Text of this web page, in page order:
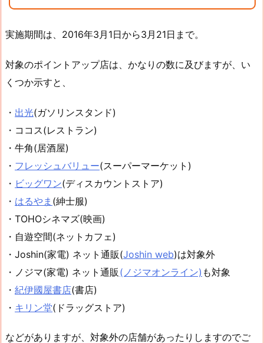
実施期間は、2016年3月1日から3月21日まで。
対象のポイントアップ店は、かなりの数に及びますが、い
くつか示すと、
・ 出光(ガソリンスタンド)
・ココス(レストラン)
・牛角(居酒屋)
・ フレッシュバリュー(スーパーマーケット)
・ ビッグワン(ディスカウントストア)
・ はるやま (紳士服)
・TOHOシネマズ(映画)
・自遊空間(ネットカフェ)
・Joshin(家電) ネット通販(Joshin web)は対象外
・ノジマ(家電) ネット通販 (ノジマオンライン) も対象
・ 紀伊國屋書店(書店)
・ キリン堂(ドラッグストア)
などがありますが、対象外の店舗があったりしますのでご